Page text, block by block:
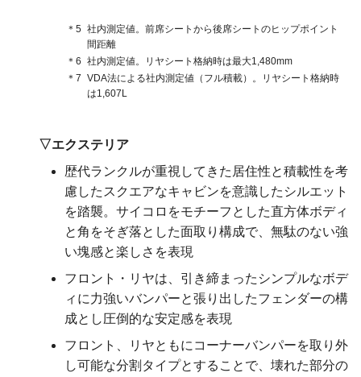
＊5 社内測定値。前席シートから後席シートのヒップポイント
間距離
＊6 社内測定値。リヤシート格納時は最大1,480mm
＊7 VDA法による社内測定値（フル積載）。リヤシート格納時
は1,607L
エクステリア
歴代ランクルが重視してきた居住性と積載性を考
慮したスクエアなキャビンを意識したシルエット
を踏襲。サイコロをモチーフとした直方体ボディ
と角をそぎ落とした面取り構成で、無駄のない強
い塊感と楽しさを表現
フロント・リヤは、引き締まったシンプルなボデ
ィに力強いバンパーと張り出したフェンダーの構
成とし圧倒的な安定感を表現
フロント、リヤともにコーナーバンパーを取り外
し可能な分割タイプとすることで、壊れた部分の